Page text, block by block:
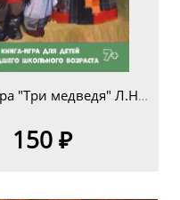
Книга - игра "Три медведя" Л.Н.Толстой для детей младшего школьного возраста 7+
150 ₽